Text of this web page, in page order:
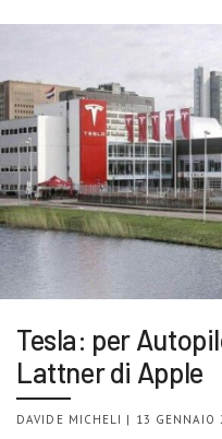
Tesla: per
Lattner di Apple
DAVIDE MICHELI | 13 GENNAIO